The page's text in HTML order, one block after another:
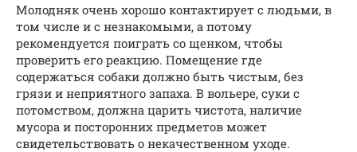
Молодняк очень хорошо контактирует с людьми, в
том числе и с незнакомыми, а потому
рекомендуется поиграть со щенком, чтобы
проверить его реакцию. Помещение где
содержаться собаки должно быть чистым, без
грязи и неприятного запаха. В вольере, суки с
потомством, должна царить чистота, наличие
мусора и посторонних предметов может
свидетельствовать о некачественном уходе.